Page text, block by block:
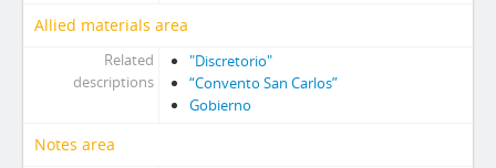
Allied materials area
Related
descriptions
"Discretorio"
“Convento San Carlos”
Gobierno
Notes area